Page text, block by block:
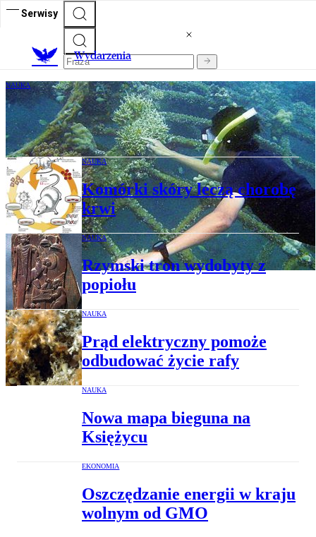
Serwisy
Wydarzenia
NAUKA
Prąd elektryczny pomoże odbudować
życie rafy
NAUKA
Komórki skóry leczą chorobę
krwi
NAUKA
Rzymski tron wydobyty z
popiołu
NAUKA
Prąd elektryczny pomoże
odbudować życie rafy
NAUKA
Nowa mapa bieguna na
Księżycu
EKONOMIA
Oszczędzanie energii w kraju
wolnym od GMO